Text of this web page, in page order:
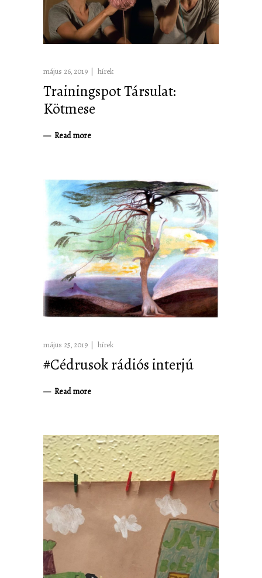
május 26, 2019 hírek
Trainingspot Társulat:
Kötmese
Read more
május 25, 2019 hírek
#Cédrusok rádiós interjú
Read more